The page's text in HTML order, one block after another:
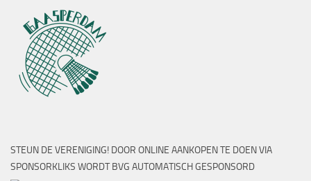
STEUN DE VERENIGING! DOOR ONLINE AANKOPEN TE DOEN VIA
SPONSORKLIKS WORDT BVG AUTOMATISCH GESPONSORD